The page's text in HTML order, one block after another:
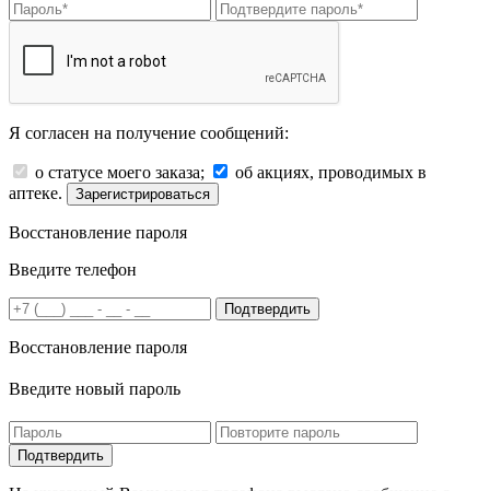
Я согласен на получение сообщений:
о статусе моего заказа;
об акциях, проводимых в
аптеке.
Зарегистрироваться
Восстановление пароля
Введите телефон
Подтвердить
Восстановление пароля
Введите новый пароль